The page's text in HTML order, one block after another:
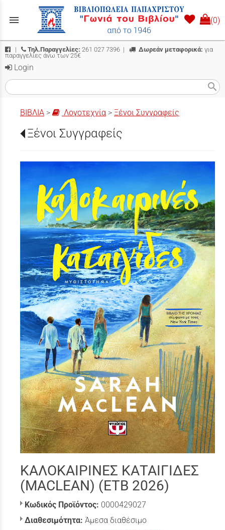
menu (0)
| Τηλ.Παραγγελίες: 261 027 7396 | Δωρεάν μεταφορικά: για
παραγγελίες άνω των 25€
Login
search
ΒΙΒΛΙΑ > Λογοτεχνία > Ξένοι Συγγραφείς
Ξένοι Συγγραφείς
ΚΑΛΟΚΑΙΡΙΝΕΣ ΚΑΤΑΙΓΙΔΕΣ
(MACLEAN) (ΕΤΒ 2026)
Κωδικός Προϊόντος: 0000429027
Διαθεσιμότητα: Άμεσα διαθέσιμο